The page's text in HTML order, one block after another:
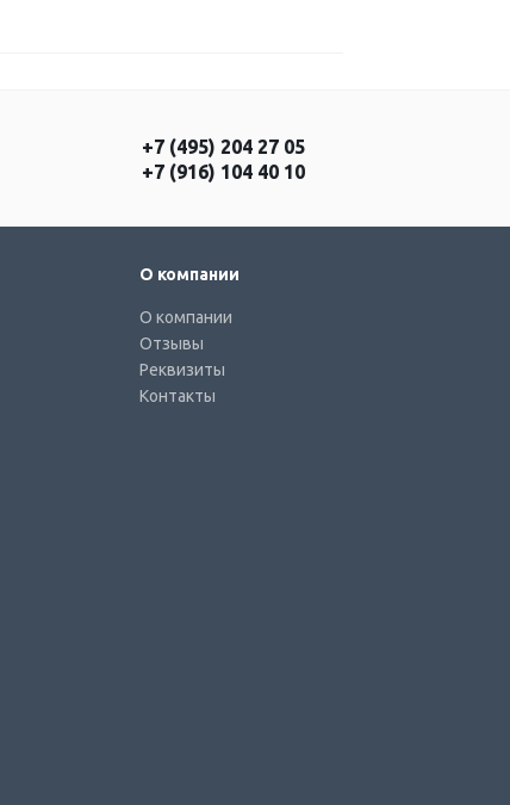
+7 (495) 204 27 05
+7 (916) 104 40 10
О компании
О компании
Отзывы
Реквизиты
Контакты